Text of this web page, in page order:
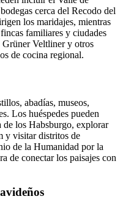
cerca del Recodo del
los maridajes, mientras
familiares y ciudades
Veltliner y otros
de cocina regional.
abadías, museos,
Los huéspedes pueden
de los Habsburgo, explorar
y visitar distritos de
de la Humanidad por la
de conectar los paisajes con